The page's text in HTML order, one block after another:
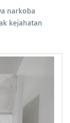
narkoba
kejahatan